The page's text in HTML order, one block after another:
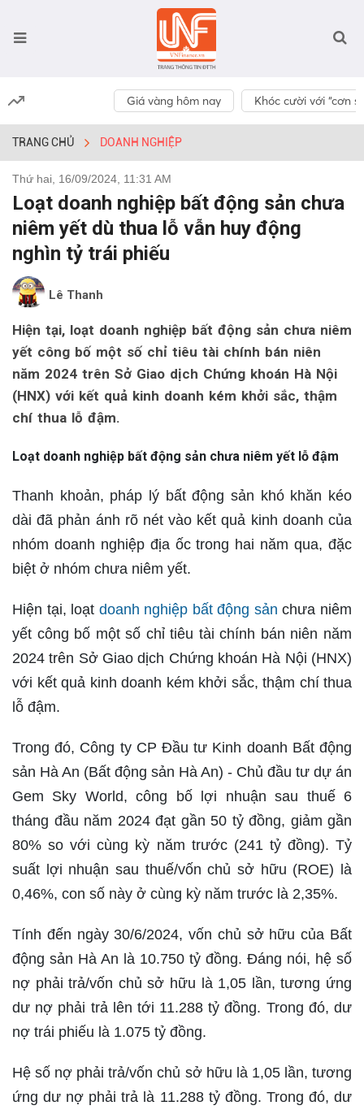
Giá vàng hôm nay Khóc cười với “cơn
TRANG CHỦ DOANH NGHIỆP
Thứ hai, 16/09/2024, 11:31 AM
Loạt doanh nghiệp bất động sản chưa
niêm yết dù thua lỗ vẫn huy động
nghìn tỷ trái phiếu
Lê Thanh
Hiện tại, loạt doanh nghiệp bất động sản chưa niêm
yết công bố một số chỉ tiêu tài chính bán niên
năm 2024 trên Sở Giao dịch Chứng khoán Hà Nội
(HNX) với kết quả kinh doanh kém khởi sắc, thậm
chí thua lỗ đậm.
Loạt doanh nghiệp bất động sản chưa niêm yết lỗ đậm
Thanh khoản, pháp lý bất động sản khó khăn kéo
dài đã phản ánh rõ nét vào kết quả kinh doanh của
nhóm doanh nghiệp địa ốc trong hai năm qua, đặc
biệt ở nhóm chưa niêm yết.
Hiện tại, loạt doanh nghiệp bất động sản chưa niêm
yết công bố một số chỉ tiêu tài chính bán niên năm
2024 trên Sở Giao dịch Chứng khoán Hà Nội (HNX)
với kết quả kinh doanh kém khởi sắc, thậm chí thua
lỗ đậm.
Trong đó, Công ty CP Đầu tư Kinh doanh Bất động
sản Hà An (Bất động sản Hà An) - Chủ đầu tư dự án
Gem Sky World, công bố lợi nhuận sau thuế 6
tháng đầu năm 2024 đạt gần 50 tỷ đồng, giảm gần
80% so với cùng kỳ năm trước (241 tỷ đồng). Tỷ
suất lợi nhuận sau thuế/vốn chủ sở hữu (ROE) là
0,46%, con số này ở cùng kỳ năm trước là 2,35%.
Tính đến ngày 30/6/2024, vốn chủ sở hữu của Bất
động sản Hà An là 10.750 tỷ đồng. Đáng nói, hệ số
nợ phải trả/vốn chủ sở hữu là 1,05 lần, tương ứng
dư nợ phải trả lên tới 11.288 tỷ đồng. Trong đó, dư
nợ trái phiếu là 1.075 tỷ đồng.
Hệ số nợ phải trả/vốn chủ sở hữu là 1,05 lần, tương
ứng dư nợ phải trả là 11.288 tỷ đồng. Trong đó, dư